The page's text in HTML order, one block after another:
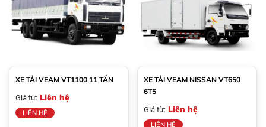
XE TẢI VEAM VT1100 11 TẤN
Giá từ: Liên hệ
LIÊN HỆ
XE TẢI VEAM NISSAN VT650
6T5
Giá từ: Liên hệ
LIÊN HỆ